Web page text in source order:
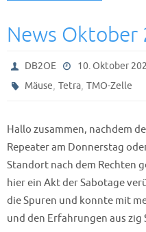
News Oktober
DB2OE 10. Oktober
Mäuse,Tetra,TMO-Zelle
Hallo zusammen, nachdem
Repeater am Donnerstag
Standort nach dem Rechten
hier ein Akt der Sabotage
die Spuren und konnte mit
und den Erfahrungen aus